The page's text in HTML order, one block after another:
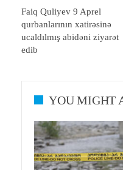
Faiq Quliyev 9 Aprel
qurbanlarının xatirəsinə
ucaldılmış abidəni ziyarət
edib
YOU MIGHT